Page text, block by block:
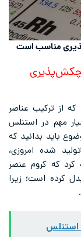
مناسب است
چکش‌پذیری
از ترکیب عناصر
مهم در استنلس
باید بدانید که
شده امروزی،
کرد که کروم عنصر
کرده است؛ زیرا
استنلس